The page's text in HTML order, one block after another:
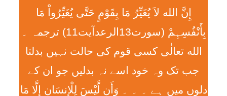
إِنَّ الله لاَ يُغَيِّرُ مَا بِقَوْمٍ حَتَّی يُغَيِّرُواْ مَا
بِأَنْفُسِہِمْ (سورت13الرعدآیت11) ترجمہ ۔
الله تعالٰی کسی قوم کی حالت نہیں بدلتا
جب تک وہ خود اسے نہ بدلیں جو ان کے
دلوں میں ہے ۔ ۔ ۔ وَأَن لَّيْسَ لِلْإِنسَانِ إِلَّا مَا